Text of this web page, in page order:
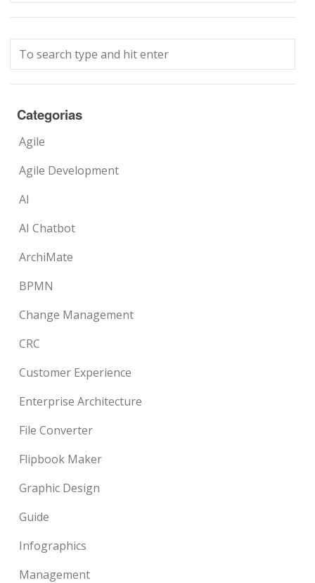
Categorias
Agile
Agile Development
AI
AI Chatbot
ArchiMate
BPMN
Change Management
CRC
Customer Experience
Enterprise Architecture
File Converter
Flipbook Maker
Graphic Design
Guide
Infographics
Management